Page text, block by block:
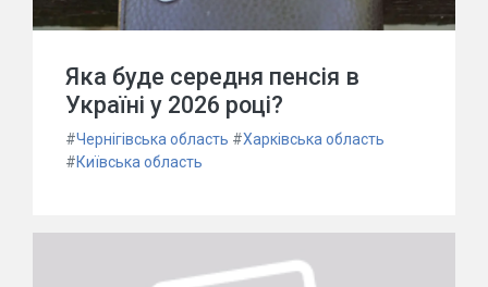
Яка буде середня пенсія в
Україні у 2026 році?
#Чернігівська область #Харківська область
#Київська область